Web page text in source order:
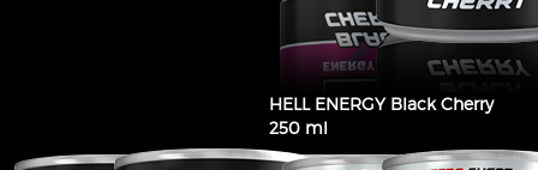
HELL ENERGY Black Cherry
250 ml